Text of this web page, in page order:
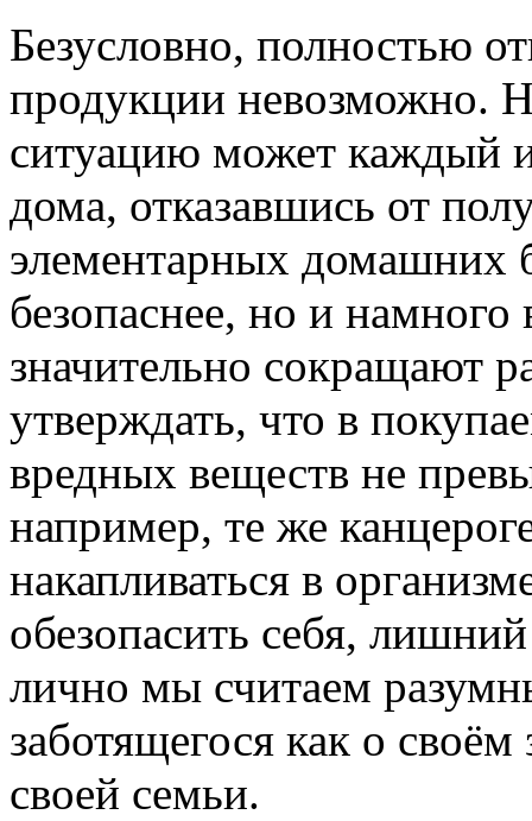
Безусловно, полностью
продукции невозможно.
ситуацию может каждый
дома, отказавшись от
элементарных домашних
безопаснее, но и
значительно сокращают
утверждать, что в
вредных веществ не
например, те же
накапливаться в
обезопасить себя,
лично мы считаем
заботящегося как о
своей семьи.